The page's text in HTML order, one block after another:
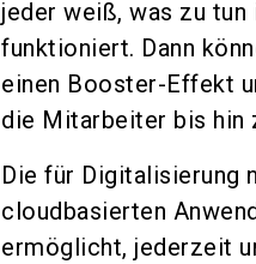
jeder weiß, was zu
funktioniert. Dann
einen Booster-Effekt
die Mitarbeiter bis hin
Die für Digitalisierung
cloudbasierten
ermöglicht, jederzeit